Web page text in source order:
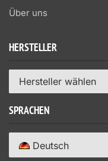
Über uns
HERSTELLER
Hersteller wählen
SPRACHEN
Deutsch